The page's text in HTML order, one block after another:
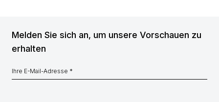
Melden Sie sich an, um unsere Vorschauen zu
erhalten